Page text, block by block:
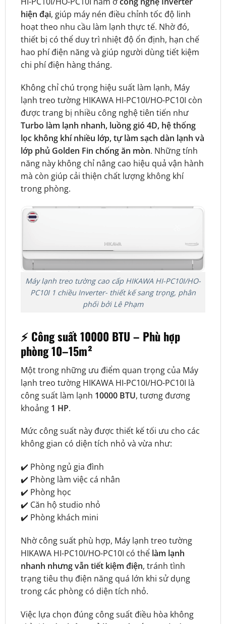
hiện đại, giúp máy nén điều chỉnh tốc độ linh
hoạt theo nhu cầu làm lạnh thực tế. Nhờ đó,
thiết bị có thể duy trì nhiệt độ ổn định, hạn chế
hao phí điện năng và giúp người dùng tiết kiệm
chi phí điện hàng tháng.
Không chỉ chú trọng hiệu suất làm lạnh, Máy
lạnh treo tường HIKAWA HI-PC10I/HO-PC10I còn
được trang bị nhiều công nghệ tiên tiến như
Turbo làm lạnh nhanh, luồng gió 4D, hệ thống
lọc không khí nhiều lớp, tự làm sạch dàn lạnh và
lớp phủ Golden Fin chống ăn mòn. Những tính
năng này không chỉ nâng cao hiệu quả vận hành
mà còn giúp cải thiện chất lượng không khí
trong phòng.
Máy lạnh treo tường cao cấp HIKAWA HI-PC10I/HO-
PC10I 1 chiều Inverter- thiết kế sang trọng, phân
phối bởi Lê Phạm
⚡ Công suất 10000 BTU – Phù hợp
phòng 10–15m²
Một trong những ưu điểm quan trọng của Máy
lạnh treo tường HIKAWA HI-PC10I/HO-PC10I là
công suất làm lạnh 10000 BTU, tương đương
khoảng 1 HP.
Mức công suất này được thiết kế tối ưu cho các
không gian có diện tích nhỏ và vừa như:
✔️ Phòng ngủ gia đình
✔️ Phòng làm việc cá nhân
✔️ Phòng học
✔️ Căn hộ studio nhỏ
✔️ Phòng khách mini
Nhờ công suất phù hợp, Máy lạnh treo tường
HIKAWA HI-PC10I/HO-PC10I có thể làm lạnh
nhanh nhưng vẫn tiết kiệm điện, tránh tình
trạng tiêu thụ điện năng quá lớn khi sử dụng
trong các phòng có diện tích nhỏ.
Việc lựa chọn đúng công suất điều hòa không